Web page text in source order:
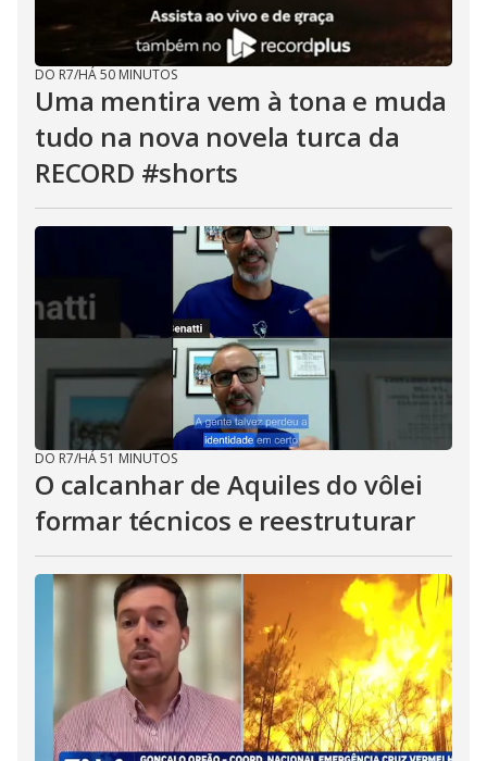
DO R7/HÁ 50 MINUTOS
Uma mentira vem à tona e muda
tudo na nova novela turca da
RECORD #shorts
DO R7/HÁ 51 MINUTOS
O calcanhar de Aquiles do vôlei
formar técnicos e reestruturar